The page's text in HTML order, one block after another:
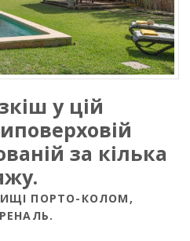
у цій
за кілька
ПОРТО-КОЛОМ,